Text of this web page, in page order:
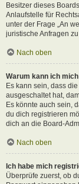
Besitzer dieses
Anlaufstelle für
unter der Frage „An
juristische Anfragen
Nach oben
Warum kann ich
Es kann sein, dass
ausgeschaltet hat,
Es könnte auch sein,
du dich registrieren
dich an die Board-
Nach oben
Ich habe mich
Überprüfe zuerst, ob